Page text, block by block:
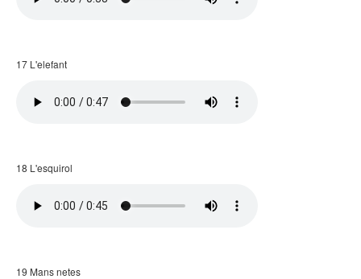
17 L'elefant
18 L'esquirol
19 Mans netes